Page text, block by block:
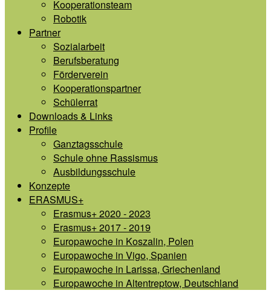
Kooperationsteam
Robotik
Partner
Sozialarbeit
Berufsberatung
Förderverein
Kooperationspartner
Schülerrat
Downloads & Links
Profile
Ganztagsschule
Schule ohne Rassismus
Ausbildungsschule
Konzepte
ERASMUS+
Erasmus+ 2020 - 2023
Erasmus+ 2017 - 2019
Europawoche in Koszalin, Polen
Europawoche in Vigo, Spanien
Europawoche in Larissa, Griechenland
Europawoche in Altentreptow, Deutschland